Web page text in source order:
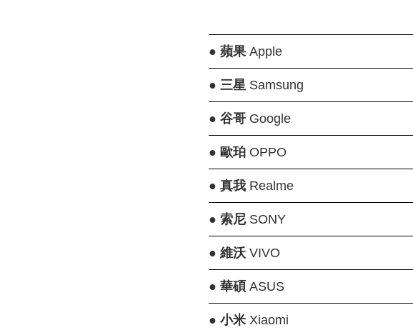
● 蘋果Apple
● 三星Samsung
● 谷哥Google
● 歐珀OPPO
● 真我Realme
● 索尼SONY
● 維沃VIVO
● 華碩 ASUS
● 小米Xiaomi